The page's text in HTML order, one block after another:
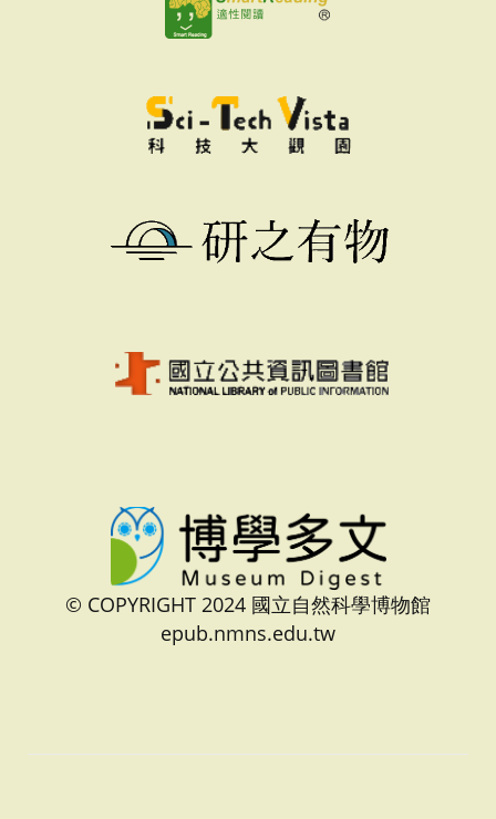
© COPYRIGHT 2024 國立自然科學博物館
epub.nmns.edu.tw